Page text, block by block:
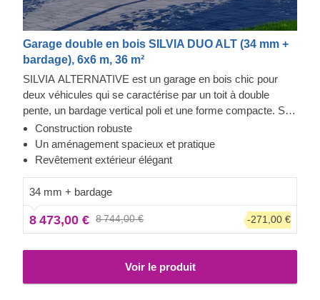
Garage double en bois SILVIA DUO ALT (34 mm +
bardage), 6x6 m, 36 m²
SILVIA ALTERNATIVE est un garage en bois chic pour
deux véhicules qui se caractérise par un toit à double
pente, un bardage vertical poli et une forme compacte. Si
vous êtes à la recherche d'une solution de protection
élégante et raffinée pour vos véhicules, regardez de plus
près ce modèle : il a beaucoup à offrir !
Construction robuste
Un aménagement spacieux et pratique
Revêtement extérieur élégant
34 mm + bardage
8 473,00 € 8 744,00 € -271,00 €
Voir le produit